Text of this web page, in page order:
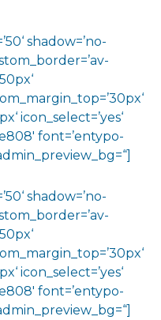
shadow=’no-
icon_select=’yes‘
font=’entypo-
shadow=’no-
icon_select=’yes‘
font=’entypo-